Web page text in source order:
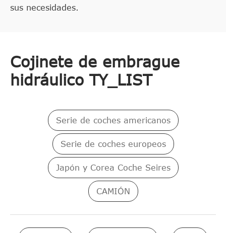
sus necesidades.
Cojinete de embrague
hidráulico TY_LIST
Serie de coches americanos
Serie de coches europeos
Japón y Corea Coche Seires
CAMIÓN